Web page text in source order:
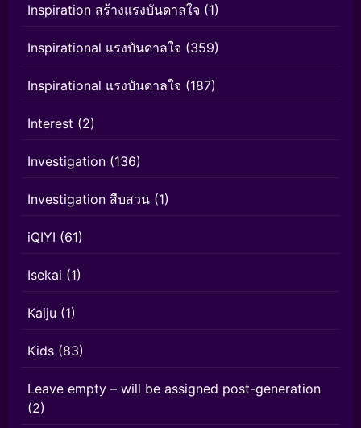
Inspiration สร้างแรงบันดาลใจ (1)
Inspirational แรงบันดาลใจ (359)
Inspirational แรงบันดาลใจ (187)
Interest (2)
Investigation (136)
Investigation สืบสวน (1)
iQIYI (61)
Isekai (1)
Kaiju (1)
Kids (83)
Leave empty – will be assigned post-generation
(2)